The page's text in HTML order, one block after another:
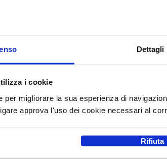
Dettagli
i cookie
per migliorare la sua esperienza di
approva l'uso dei cookie necessari al
Rifiuta